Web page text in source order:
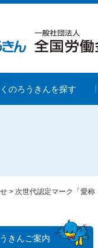
のろうきんを探す
> 次世代認定マーク「愛
きんご案内